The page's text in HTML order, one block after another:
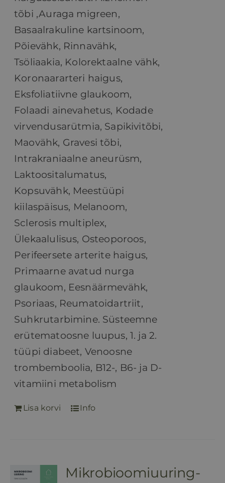
tõbi ,Auraga migreen,
Basaalrakuline kartsinoom,
Põievähk, Rinnavähk,
Tsöliaakia, Kolorektaalne vähk,
Koronaararteri haigus,
Eksfoliatiivne glaukoom,
Folaadi ainevahetus, Kodade
virvendusarütmia, Sapikivitõbi,
Maovähk, Gravesi tõbi,
Intrakraniaalne aneurüsm,
Laktoositalumatus,
Kopsuvähk, Meestüüpi
kiilaspäisus, Melanoom,
Sclerosis multiplex,
Ülekaalulisus, Osteoporoos,
Perifeersete arterite haigus,
Primaarne avatud nurga
glaukoom, Eesnäärmevähk,
Psoriaas, Reumatoidartriit,
Suhkrutarbimine. Süsteemne
erütematoosne luupus, 1. ja 2.
tüüpi diabeet, Venoosne
trombemboolia, B12-, B6- ja D-
vitamiini metabolism
Lisa korvi Info
Mikrobioomiuuring-